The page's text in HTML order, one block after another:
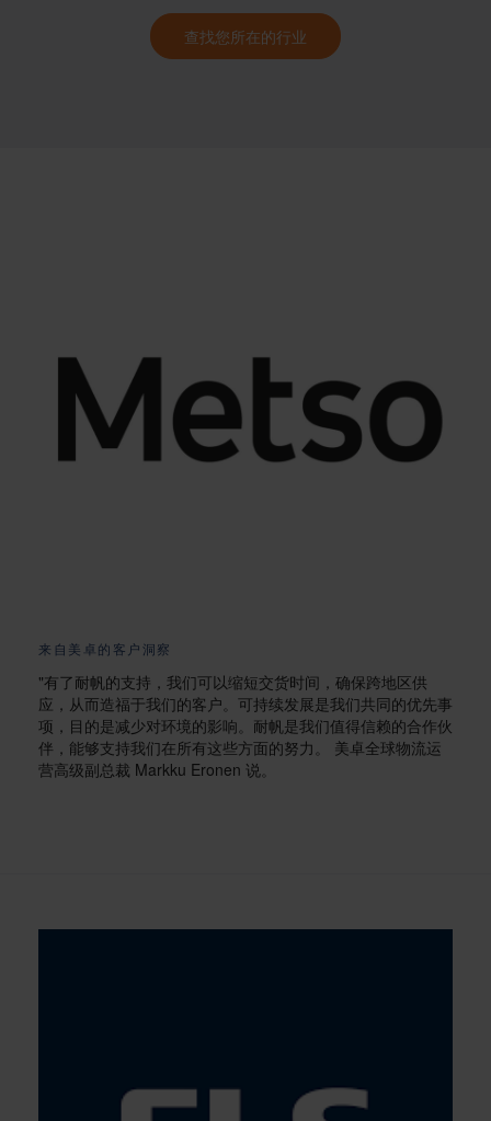
查找您所在的行业
来自美卓的客户洞察
"有了耐帆的支持，我们可以缩短交货时间，确保跨地区供
应，从而造福于我们的客户。可持续发展是我们共同的优先事
项，目的是减少对环境的影响。耐帆是我们值得信赖的合作伙
伴，能够支持我们在所有这些方面的努力。 美卓全球物流运
营高级副总裁 Markku Eronen 说。